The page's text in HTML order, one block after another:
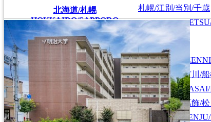
北海道/札幌
HOKKAIDO/SAPPORO
札幌/江別/当別/千歳
SAPPORO/
首都圏全域
SHUTOKEN
江戸川/葛西/市川/
EDOGAWA/
上野/北千住/葛飾/
UENO/